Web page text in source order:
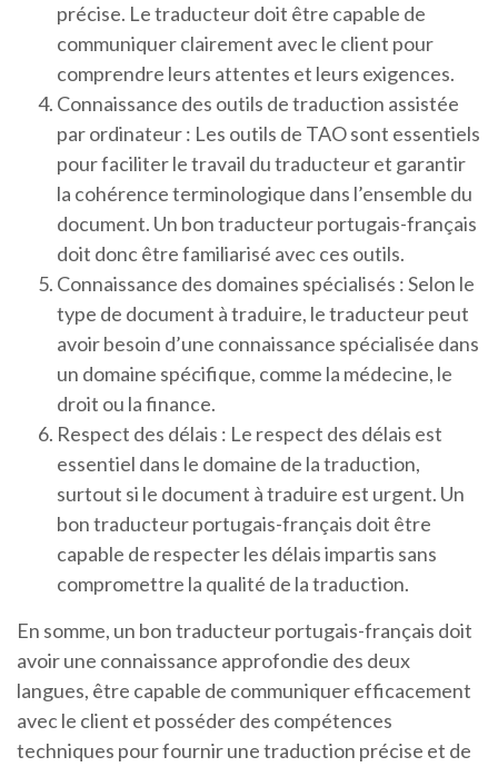
précise. Le traducteur doit être capable de
communiquer clairement avec le client pour
comprendre leurs attentes et leurs exigences.
Connaissance des outils de traduction assistée
par ordinateur : Les outils de TAO sont essentiels
pour faciliter le travail du traducteur et garantir
la cohérence terminologique dans l’ensemble du
document. Un bon traducteur portugais-français
doit donc être familiarisé avec ces outils.
Connaissance des domaines spécialisés : Selon le
type de document à traduire, le traducteur peut
avoir besoin d’une connaissance spécialisée dans
un domaine spécifique, comme la médecine, le
droit ou la finance.
Respect des délais : Le respect des délais est
essentiel dans le domaine de la traduction,
surtout si le document à traduire est urgent. Un
bon traducteur portugais-français doit être
capable de respecter les délais impartis sans
compromettre la qualité de la traduction.
En somme, un bon traducteur portugais-français doit
avoir une connaissance approfondie des deux
langues, être capable de communiquer efficacement
avec le client et posséder des compétences
techniques pour fournir une traduction précise et de